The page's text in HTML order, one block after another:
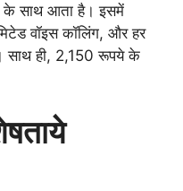
के साथ आता है। इसमें
वॉइस कॉलिंग, और हर
साथ ही, 2,150 रूपये के